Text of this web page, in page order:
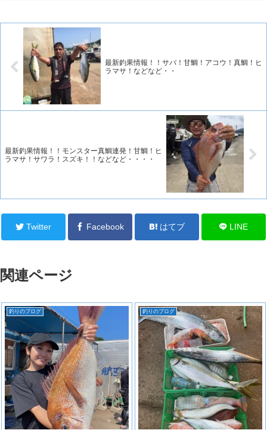
最新釣果情報！！サバ！甘鯛！アコウ！真鯛！ヒ
ラマサ！などなど・・
最新釣果情報！！モンスター真鯛連発！甘鯛！ヒ
ラマサ！サワラ！スズキ！！などなど・・・・
Twitter Facebook はてブ LINE
関連ページ
釣りのブログ 釣りのブログ